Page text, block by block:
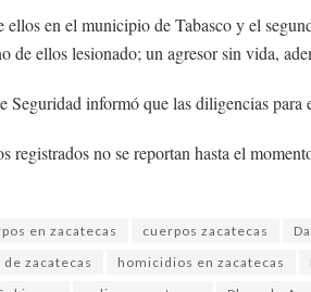
en el municipio de Tabasco y el
de ellos lesionado; un agresor sin vida,
Seguridad informó que las diligencias
registrados no se reportan hasta el
en zacatecas cuerpos zacatecas
zacatecas
homicidios en zacatecas